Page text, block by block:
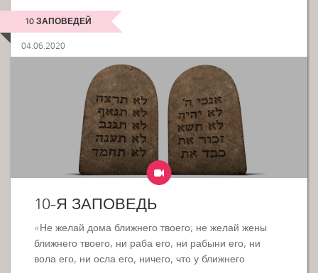
10 ЗАПОВЕДЕЙ
04.06.2020
10-Я ЗАПОВЕДЬ
«Не желай дома ближнего твоего; не желай жены
ближнего твоего, ни раба его, ни рабыни его, ни
вола его, ни осла его, ничего, что у ближнего